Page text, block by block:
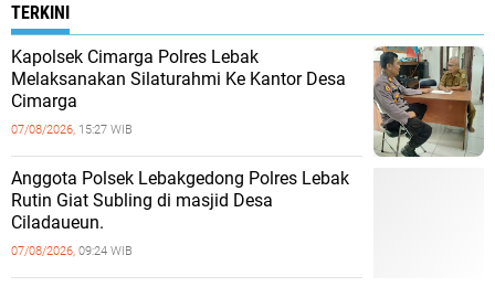
TERKINI
Kapolsek Cimarga Polres Lebak
Melaksanakan Silaturahmi Ke Kantor Desa
Cimarga
07/08/2026, 15:27 WIB
Anggota Polsek Lebakgedong Polres Lebak
Rutin Giat Subling di masjid Desa
Ciladaueun.
07/08/2026, 09:24 WIB